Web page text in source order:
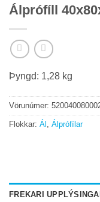
Álprófíll
Þyngd: 1,28 kg
Vörunúmer:
Flokkar: Ál Álprófílar
FREKARI